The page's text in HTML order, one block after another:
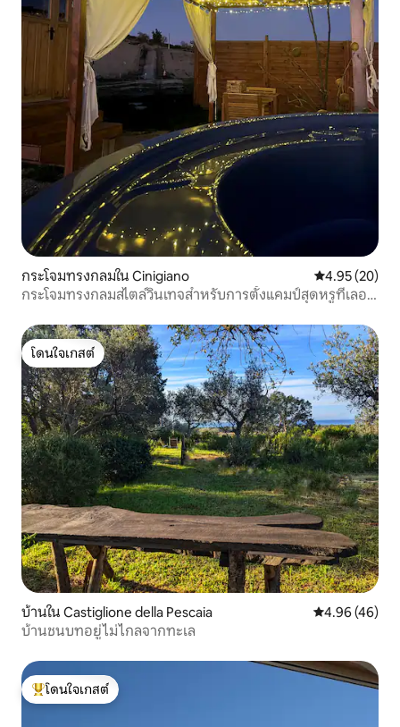
กระโจมทรงกลมใน Cinigiano คะแนนเฉลี่ย
4.95 (20)
กระโจมทรงกลมสไตล์วินเทจสำหรับการตั้งแคมป์สุดหรูที่เลอ
โดนใจเกสต์
โดนใจเกสต์
บ้านใน Castiglione della Pescaia คะแนนเฉลี่ย
4.96 (46)
บ้านชนบทอยู่ไม่ไกลจากทะเล ​​
โดนใจเกสต์ที่สุด
โดนใจเกสต์